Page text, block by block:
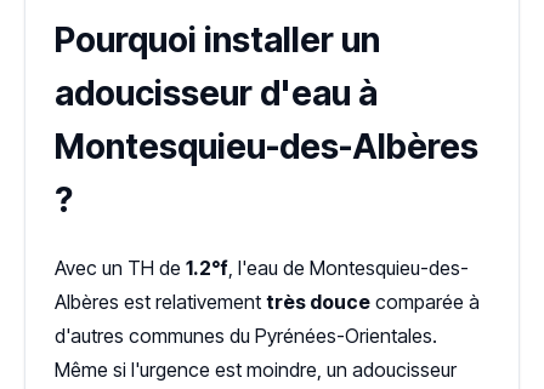
Pourquoi installer un
adoucisseur d'eau à
Montesquieu-des-Albères
?
Avec un TH de 1.2°f , l'eau de Montesquieu-des-
Albères est relativement très douce comparée à
d'autres communes du Pyrénées-Orientales.
Même si l'urgence est moindre, un adoucisseur